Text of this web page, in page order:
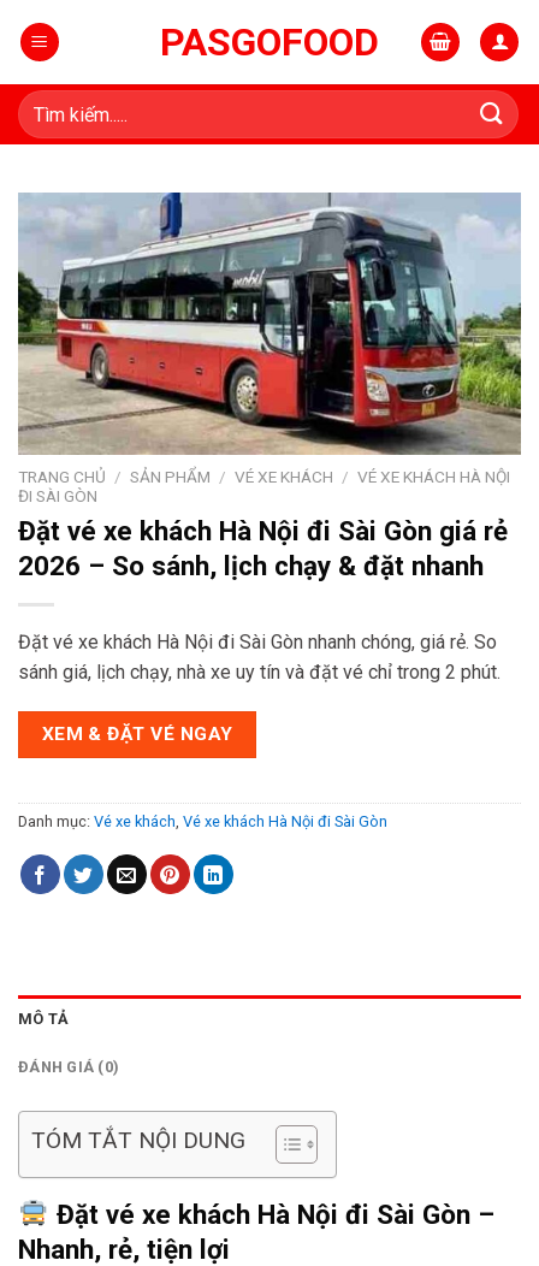
PASGOFOOD
Tìm
kiếm:
TRANG CHỦ / SẢN PHẨM / VÉ XE KHÁCH / VÉ XE KHÁCH HÀ NỘI
ĐI SÀI GÒN
Đặt vé xe khách Hà Nội đi Sài Gòn giá rẻ
2026 – So sánh, lịch chạy & đặt nhanh
Đặt vé xe khách Hà Nội đi Sài Gòn nhanh chóng, giá rẻ. So
sánh giá, lịch chạy, nhà xe uy tín và đặt vé chỉ trong 2 phút.
XEM & ĐẶT VÉ NGAY
Danh mục: Vé xe khách Vé xe khách Hà Nội đi Sài Gòn
MÔ TẢ
ĐÁNH GIÁ (0)
TÓM TẮT NỘI DUNG
Đặt vé xe khách Hà Nội đi Sài Gòn –
Nhanh, rẻ, tiện lợi